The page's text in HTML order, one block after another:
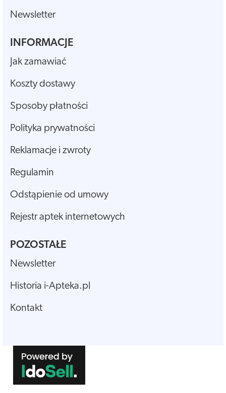
Newsletter
INFORMACJE
Jak zamawiać
Koszty dostawy
Sposoby płatności
Polityka prywatności
Reklamacje i zwroty
Regulamin
Odstąpienie od umowy
Rejestr aptek internetowych
POZOSTAŁE
Newsletter
Historia i-Apteka.pl
Kontakt